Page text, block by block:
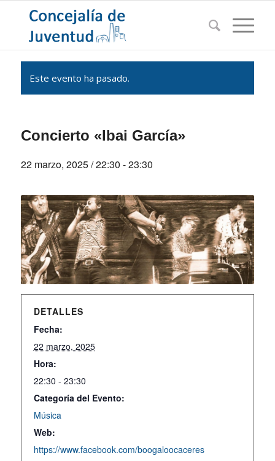
Este evento ha pasado.
Concierto «Ibai García»
22 marzo, 2025 / 22:30 -23:30
DETALLES
Fecha:
22 marzo, 2025
Hora:
22:30 - 23:30
Categoría del Evento:
Música
Web:
https://www.facebook.com/boogaloocaceres